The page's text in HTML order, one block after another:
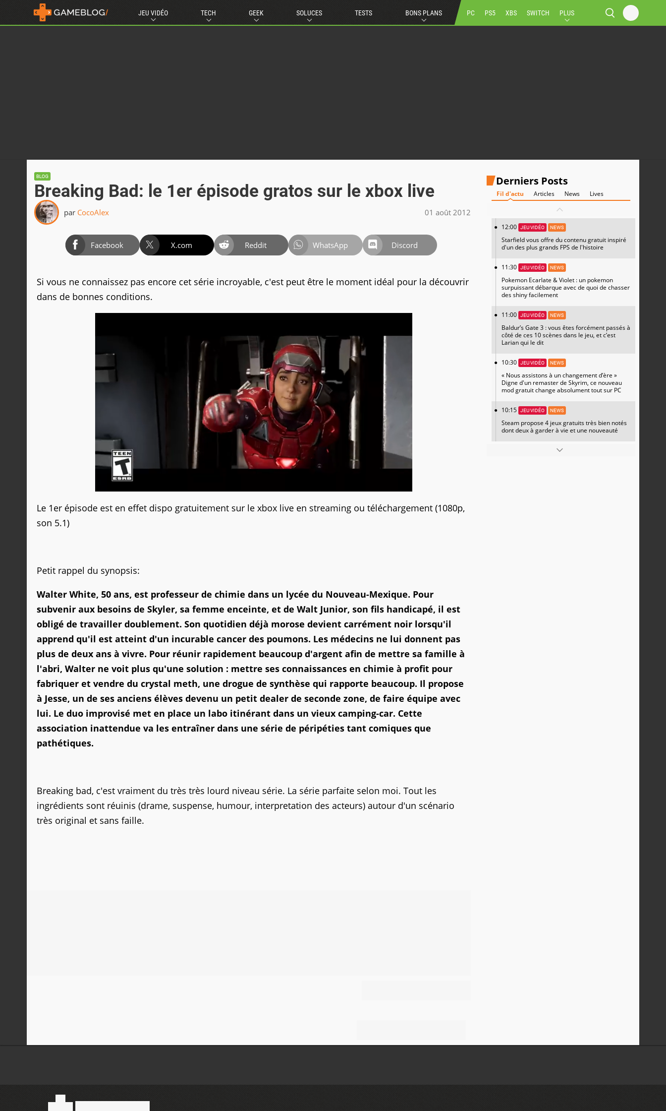
JEU VIDÉO TECH GEEK SOLUCES TESTS BONS PLANS PC PS5 XBS SWITCH PLUS
BLOG
Breaking Bad: le 1er épisode gratos sur le xbox live
par CocoAlex 01 août 2012
Facebook X.com Reddit WhatsApp Discord
Si vous ne connaissez pas encore cet série incroyable, c'est peut être le moment idéal pour la découvrir
dans de bonnes conditions.
Le 1er épisode est en effet dispo gratuitement sur le xbox live en streaming ou téléchargement (1080p,
son 5.1)
Petit rappel du synopsis:
Walter White, 50 ans, est professeur de chimie dans un lycée du Nouveau-Mexique. Pour
subvenir aux besoins de Skyler, sa femme enceinte, et de Walt Junior, son fils handicapé, il est
obligé de travailler doublement. Son quotidien déjà morose devient carrément noir lorsqu'il
apprend qu'il est atteint d'un incurable cancer des poumons. Les médecins ne lui donnent pas
plus de deux ans à vivre. Pour réunir rapidement beaucoup d'argent afin de mettre sa famille à
l'abri, Walter ne voit plus qu'une solution : mettre ses connaissances en chimie à profit pour
fabriquer et vendre du crystal meth, une drogue de synthèse qui rapporte beaucoup. Il propose
à Jesse, un de ses anciens élèves devenu un petit dealer de seconde zone, de faire équipe avec
lui. Le duo improvisé met en place un labo itinérant dans un vieux camping-car. Cette
association inattendue va les entraîner dans une série de péripéties tant comiques que
pathétiques.
Breaking bad, c'est vraiment du très très lourd niveau série. La série parfaite selon moi. Tout les
ingrédients sont réuinis (drame, suspense, humour, interpretation des acteurs) autour d'un scénario
très original et sans faille.
Derniers Posts
Fil d'actu Articles News Lives
12:00 JEU VIDÉO NEWS
Starfield vous offre du contenu gratuit inspiré
d'un des plus grands FPS de l'histoire
11:30 JEU VIDÉO NEWS
Pokemon Ecarlate & Violet : un pokemon
surpuissant débarque avec de quoi de chasser
des shiny facilement
11:00 JEU VIDÉO NEWS
Baldur’s Gate 3 : vous êtes forcément passés à
côté de ces 10 scènes dans le jeu, et c’est
Larian qui le dit
10:30 JEU VIDÉO NEWS
« Nous assistons à un changement d’ère »
Digne d'un remaster de Skyrim, ce nouveau
mod gratuit change absolument tout sur PC
10:15 JEU VIDÉO NEWS
Steam propose 4 jeux gratuits très bien notés
dont deux à garder à vie et une nouveauté